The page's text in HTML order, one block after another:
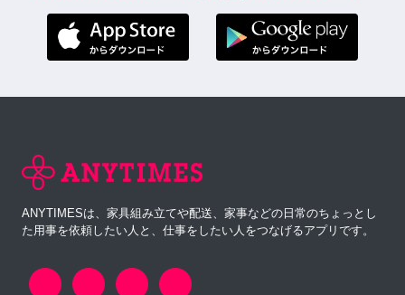
ANYTIMESは、家具組み立てや配送、家事などの日常のちょっとし
た用事を依頼したい人と、仕事をしたい人をつなげるアプリです。